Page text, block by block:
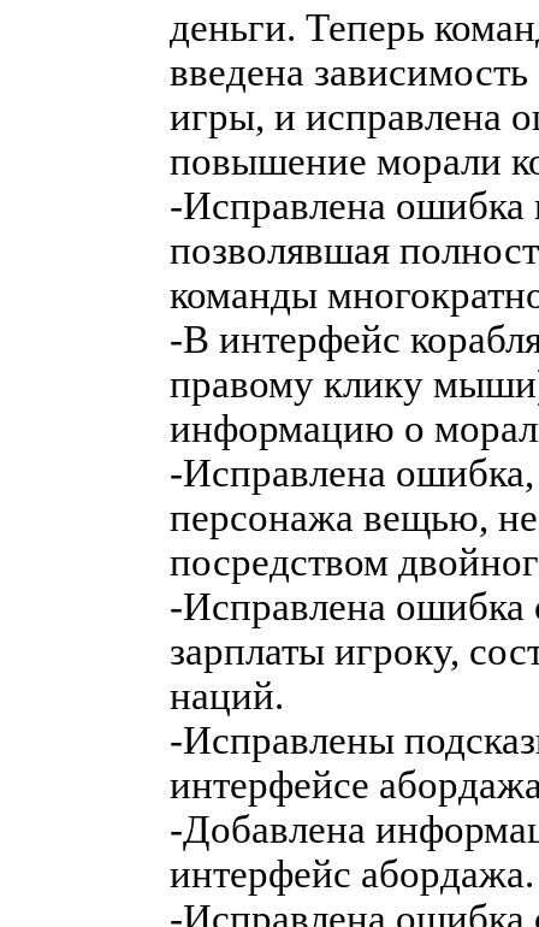
деньги. Теперь
введена
игры, и исправлена
повышение морали
-Исправлена ошибка
позволявшая
команды
-В интерфейс
правому клику
информацию о
-Исправлена
персонажа вещью,
посредством
-Исправлена ошибка
зарплаты игроку,
наций.
-Исправлены
интерфейсе
-Добавлена
интерфейс абордажа.